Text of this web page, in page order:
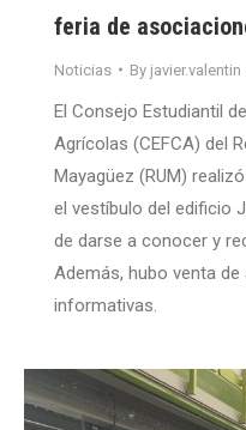
feria de
Noticias By javier.valentin
El Consejo Estudiantil
Agrícolas (CEFCA) del
Mayagüez (RUM)
el vestíbulo del edificio
de darse a conocer y
Además, hubo venta
informativas.